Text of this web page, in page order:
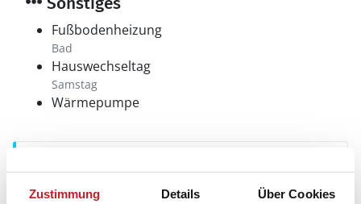
Zustimmung Details Über Cookies
Fußbodenheizung
Bad
Hauswechseltag
Samstag
Wärmepumpe
Neben- und Verbrauchskosten
Die aktuellen Verbrauchskosten finden Sie im